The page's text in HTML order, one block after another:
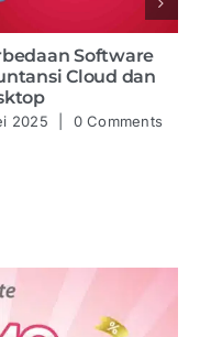
Software
Cloud dan
2025 0 Comments